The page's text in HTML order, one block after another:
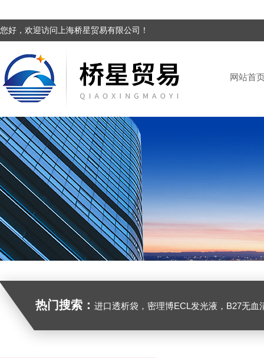
您好，欢迎访问上海桥星贸易有限公司！
网站首
热门搜索： 进口透析袋，密理博ECL发光液，B27无血清培养基，N2培养基，紫外酶标板，Gibco胶原酶，